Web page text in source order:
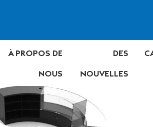
À PROPOS DE
NOUS
DES
NOUVELLES